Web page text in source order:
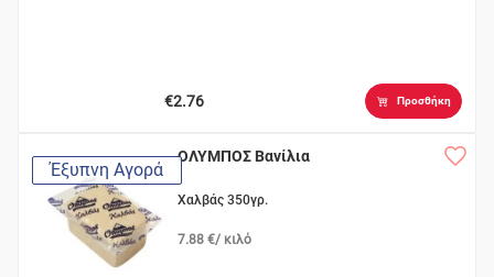
€2.76 Προσθήκη
Έξυπνη Αγορά
ΟΛΥΜΠΟΣ Βανίλια
Χαλβάς 350γρ.
7.88 €/ κιλό